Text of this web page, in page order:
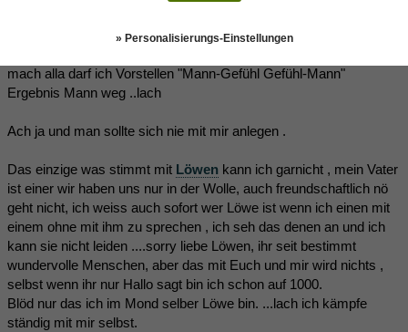
Scherbenhaufen der das einfallende Licht spiegelt.
mach alla darf ich Vorstellen "Mann-Gefühl Gefühl-Mann"
Ergebnis Mann weg ..lach
Ach ja und man sollte sich nie mit mir anlegen .
Das einzige was stimmt mit Löwen kann ich garnicht , mein Vater
ist einer wir haben uns nur in der Wolle, auch freundschaftlich nö
geht nicht, ich weiss auch sofort wer Löwe ist wenn ich einen mit
einem ohne mit ihm zu sprechen , ich seh das denen an und ich
kann sie nicht leiden ....sorry liebe Löwen, ihr seit bestimmt
wundervolle Menschen, aber das mit Euch und mir wird nichts ,
selbst wenn ihr nur Hallo sagt bin ich schon auf 1000.
Blöd nur das ich im Mond selber Löwe bin. ...lach ich kämpfe
ständig mit mir selbst.
» Personalisierungs-Einstellungen